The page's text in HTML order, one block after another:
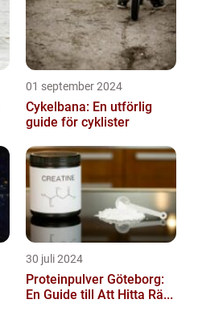
01 september 2024
Cykelbana: En utförlig
guide för cyklister
30 juli 2024
Proteinpulver Göteborg:
En Guide till Att Hitta Rä...